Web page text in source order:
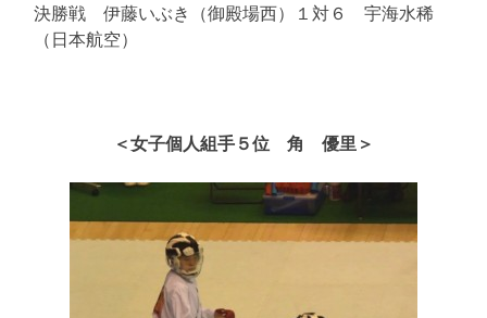
決勝戦 伊藤いぶき（御殿場西）１対６ 宇海水稀
（日本航空）
＜女子個人組手５位 角 優里＞